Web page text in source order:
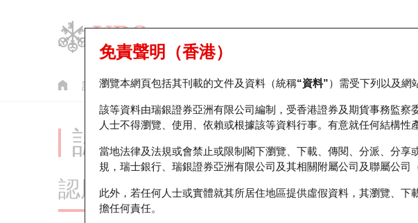
認股證 牛熊證 美股指數產品 輪證市場統計 正股資料及市場統計
免責聲明（香港）
瀏覽本網頁包括其刊載的文件及資料（統稱“資料”）需受下列以及網
該等資料由瑞銀證券亞洲有限公司編制，受香港證券及期貨事務監察
人士不得瀏覽、使用、依賴或根據該等資料行事。有意就任何結構性
當地法律及法規或會禁止或限制閣下瀏覽、下載、傳閱、分派、分
規，瑞士銀行、瑞銀證券亞洲有限公司及其相關附屬公司及聯屬公司
此外，若任何人士或實體就其所居住地區提供虛假資料，其瀏覽、
擔任何責任。
認股證投資者教育 - 認股
認股證知多啲